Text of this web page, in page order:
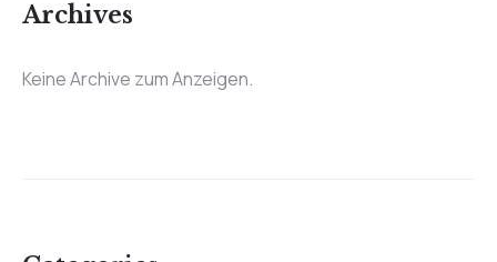
Archives
Keine Archive zum Anzeigen.